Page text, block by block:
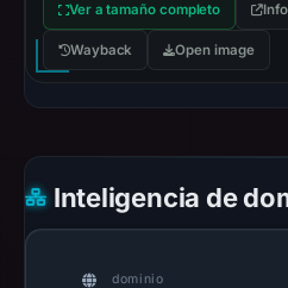
Ver a tamaño completo
Wayback Open image
Inteligencia de
dominio